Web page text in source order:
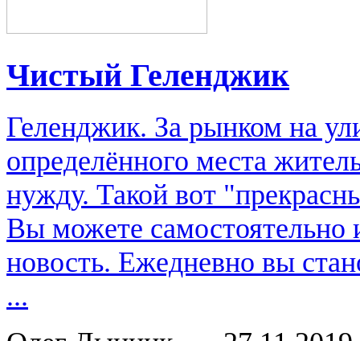
Чистый Геленджик
Геленджик. За рынком на
определённого места
нужду. Такой вот
Вы можете самостоятельно
новость. Ежедневно вы
...